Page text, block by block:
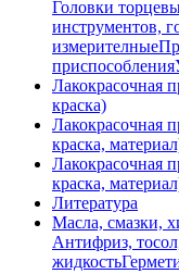
Головки
инструментов,
измерителные
приспособления
Лакокрасочная
краска)
Лакокрасочная
краска,
Лакокрасочная
краска,
Литература
Масла, смазки,
Антифриз,
жидкость